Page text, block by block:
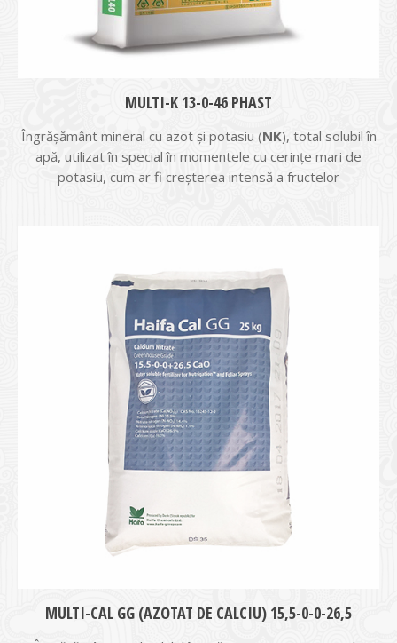
MULTI-K 13-0-46 PHAST
Îngrășământ mineral cu azot şi potasiu (NK), total solubil în
apă, utilizat în special în momentele cu cerinţe mari de
potasiu, cum ar fi creşterea intensă a fructelor
MULTI-CAL GG (AZOTAT DE CALCIU) 15,5-0-0-26,5